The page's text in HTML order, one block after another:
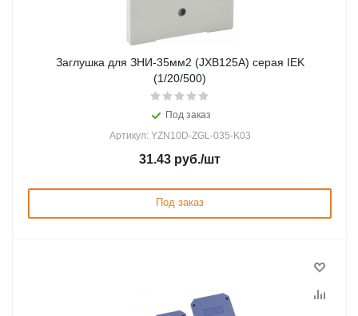
Заглушка для ЗНИ-35мм2 (JXB125A) серая IEK
(1/20/500)
Под заказ
Артикул: YZN10D-ZGL-035-K03
31.43 руб./шт
Под заказ